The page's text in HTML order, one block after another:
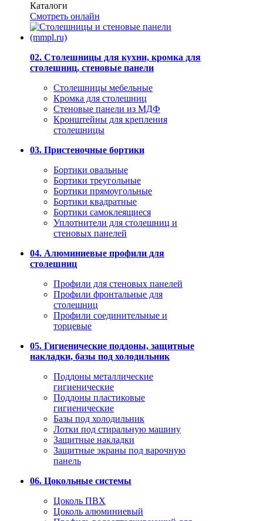
Каталоги
Смотреть онлайн
02. Столешницы для кухни, кромка для
столешниц, стеновые панели
Столешницы мебельные
Кромка для столешниц
Стеновые панели из МДФ
Кронштейны для крепления
столешницы
03. Пристеночные бортики
Бортики овальные
Бортики треугольные
Бортики прямоугольные
Бортики квадратные
Бортики самоклеящиеся
Уплотнители для столешниц и
стеновых панелей
04. Алюминиевые профили для
столешниц
Профили для стеновых панелей
Профили фронтальные для
столешниц
Профили соединительные и
торцевые
05. Гигиенические поддоны, защитные
накладки, базы под холодильник
Поддоны металлические
гигиенические
Поддоны пластиковые
гигиенические
Базы под холодильник
Лотки под стиральную машину
Защитные накладки
Защитные экраны под варочную
панель
06. Цокольные системы
Цоколь ПВХ
Цоколь алюминиевый